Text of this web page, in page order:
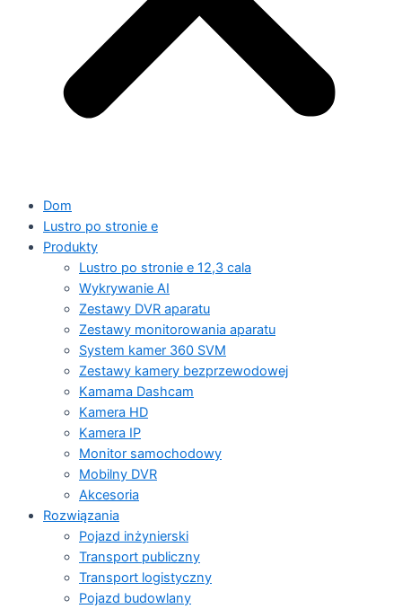
Dom
Lustro po stronie e
Produkty
Lustro po stronie e 12,3 cala
Wykrywanie AI
Zestawy DVR aparatu
Zestawy monitorowania aparatu
System kamer 360 SVM
Zestawy kamery bezprzewodowej
Kamama Dashcam
Kamera HD
Kamera IP
Monitor samochodowy
Mobilny DVR
Akcesoria
Rozwiązania
Pojazd inżynierski
Transport publiczny
Transport logistyczny
Pojazd budowlany